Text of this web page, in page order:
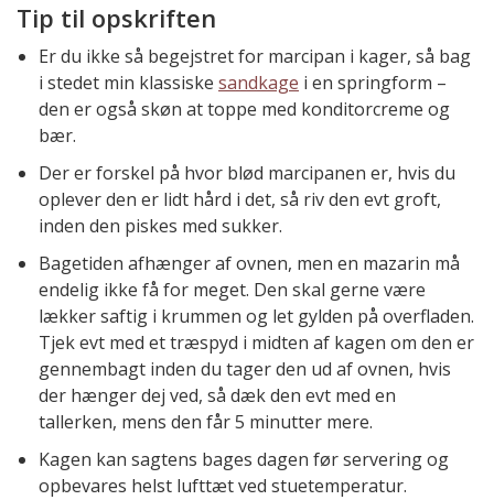
Tip til opskriften
Er du ikke så begejstret for marcipan i kager, så bag
i stedet min klassiske sandkage i en springform –
den er også skøn at toppe med konditorcreme og
bær.
Der er forskel på hvor blød marcipanen er, hvis du
oplever den er lidt hård i det, så riv den evt groft,
inden den piskes med sukker.
Bagetiden afhænger af ovnen, men en mazarin må
endelig ikke få for meget. Den skal gerne være
lækker saftig i krummen og let gylden på overfladen.
Tjek evt med et træspyd i midten af kagen om den er
gennembagt inden du tager den ud af ovnen, hvis
der hænger dej ved, så dæk den evt med en
tallerken, mens den får 5 minutter mere.
Kagen kan sagtens bages dagen før servering og
opbevares helst lufttæt ved stuetemperatur.